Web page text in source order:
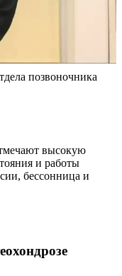
позвоночника
высокую
и работы
бессонница и